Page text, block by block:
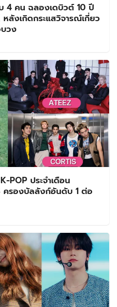
4 คน ฉลองเดบิวต์ 10 ปี
ลังเกิดกระแสวิจารณ์เกี่ยว
วง
POP ประจำเดือน
รองบัลลังก์อันดับ 1 ต่อ